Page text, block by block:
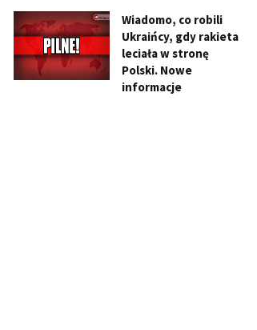
Wiadomo, co robili
Ukraińcy, gdy rakieta
leciała w stronę
Polski. Nowe
informacje